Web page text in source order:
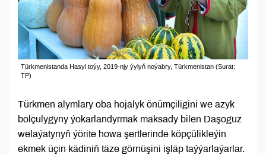
Türkmenistanda Hasyl toýy, 2019-njy ýylyň noýabry, Türkmenistan (Surat:
TP)
Türkmen alymlary oba hojalyk önümçiligini we azyk
bolçulygyny ýokarlandyrmak maksady bilen Daşoguz
welaýatynyň ýörite howa şertlerinde köpçülikleýin
ekmek üçin kädiniň täze görnüşini işläp taýýarlaýarlar.